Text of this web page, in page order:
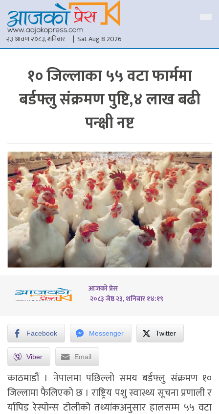
२३ श्रावण २०८३, शनिबार | Sat Aug 8 2026
१० जिल्लाका ५५ वटा फार्ममा
बर्डफ्लु संक्रमण पुष्टि,४ लाख बढी
पन्क्षी नष्ट
आजको प्रेस
२०८३ जेष्ठ २३, शनिबार १४:१९
Facebook Messenger Twitter
Viber Email
काठमाडौं । नेपालमा पछिल्लो समय बर्डफ्लु संक्रमण १०
जिल्लामा फैलिएको छ । राष्ट्रिय पशु स्वास्थ्य सूचना प्रणाली र
र्यापिड रेस्पोन्स टोलीको तथ्यांकअनुसार हालसम्म ५५ वटा